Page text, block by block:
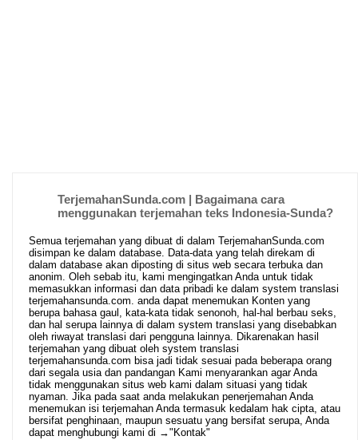
TerjemahanSunda.com | Bagaimana cara
menggunakan terjemahan teks Indonesia-Sunda?
Semua terjemahan yang dibuat di dalam TerjemahanSunda.com
disimpan ke dalam database. Data-data yang telah direkam di
dalam database akan diposting di situs web secara terbuka dan
anonim. Oleh sebab itu, kami mengingatkan Anda untuk tidak
memasukkan informasi dan data pribadi ke dalam system translasi
terjemahansunda.com. anda dapat menemukan Konten yang
berupa bahasa gaul, kata-kata tidak senonoh, hal-hal berbau seks,
dan hal serupa lainnya di dalam system translasi yang disebabkan
oleh riwayat translasi dari pengguna lainnya. Dikarenakan hasil
terjemahan yang dibuat oleh system translasi
terjemahansunda.com bisa jadi tidak sesuai pada beberapa orang
dari segala usia dan pandangan Kami menyarankan agar Anda
tidak menggunakan situs web kami dalam situasi yang tidak
nyaman. Jika pada saat anda melakukan penerjemahan Anda
menemukan isi terjemahan Anda termasuk kedalam hak cipta, atau
bersifat penghinaan, maupun sesuatu yang bersifat serupa, Anda
dapat menghubungi kami di →"Kontak"